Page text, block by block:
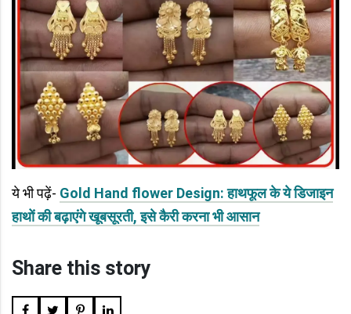
ये भी पढ़ें- Gold Hand flower Design: हाथफूल के ये डिजाइन
हाथों की बढ़ाएंगे खूबसूरती, इसे कैरी करना भी आसान
Share this story